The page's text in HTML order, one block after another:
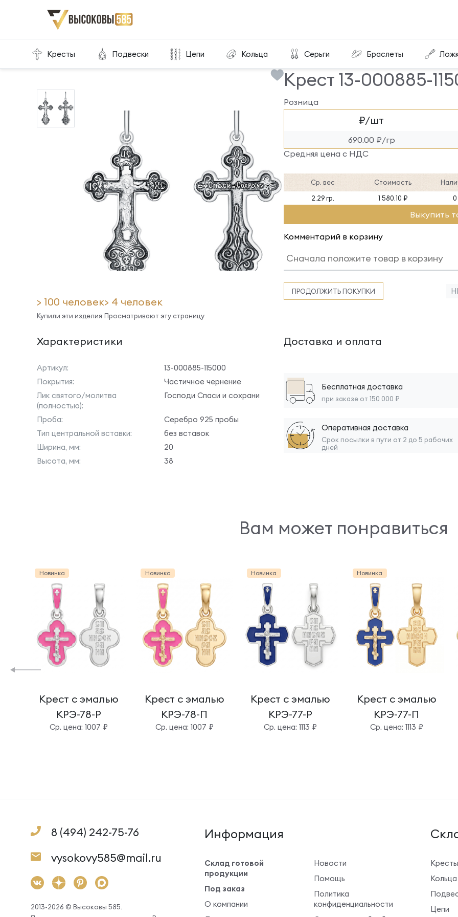
Кресты Подвески Цепи Кольца Серьги Браслеты
Главная Склад готовой продукции Крест 13-000885-115000
> 100 человек
Купили эти изделия
> 4 человек
Просматривают эту страницу
Крест 13-000885-
Розница
₽/шт
690.00 ₽/гр
Средняя цена с НДС
Ср. вес Стоимость
2.29 гр.
1 580.10 ₽ 0
Выкупить
Комментарий в корзину
ПРОДОЛЖИТЬ ПОКУПКИ
Характеристики
Артикул:
13-000885-115000
Покрытия:
Частичное чернение
Лик святого/молитва
(полностью):
Господи Спаси и сохрани
Проба:
Серебро 925 пробы
Тип центральной вставки:
без вставок
Ширина, мм:
20
Высота, мм:
38
Доставка и оплата
Бесплатная доставка
при заказе от 150 000 ₽
Оперативная доставка
Срок посылки в пути от 2 до 5 рабочих
дней
Вам может понравиться
Новинка
Крест с эмалью
КРЭ-78-Р
Cр. цена: 1007 ₽
Новинка
Крест с эмалью
КРЭ-78-П
Cр. цена: 1007 ₽
Новинка
Крест с эмалью
КРЭ-77-Р
Cр. цена: 1113 ₽
Новинка
Крест с эмалью
КРЭ-77-П
Cр. цена: 1113 ₽
8 (494) 242-75-76
vysokovy585@mail.ru
2013-2026 © Высоковы 585.
Информация
Склад готовой
продукции
Под заказ
О компании
Новости
Помощь
Политика
конфиденциальности
Кресты
Кольца
Цепи